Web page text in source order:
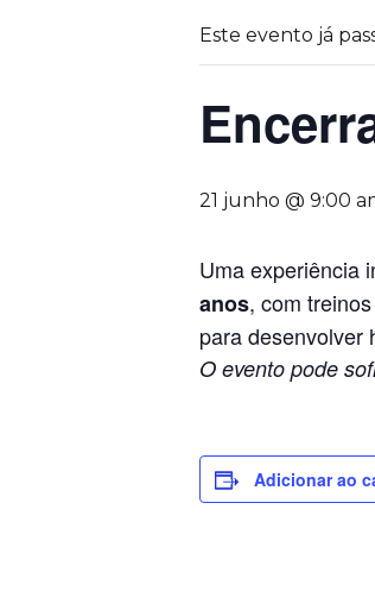
Este evento já
21 junho @ 9:00
Uma experiência
anos, com
para desenvolver
O evento pode
Adicionar ao